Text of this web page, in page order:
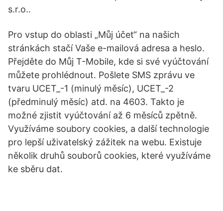
s.r.o..
Pro vstup do oblasti „Můj účet“ na našich
stránkách stačí Vaše e-mailová adresa a heslo.
Přejděte do Můj T-Mobile, kde si své vyúčtování
můžete prohlédnout. Pošlete SMS zprávu ve
tvaru UCET_-1 (minulý měsíc), UCET_-2
(předminulý měsíc) atd. na 4603. Takto je
možné zjistit vyúčtování až 6 měsíců zpětně.
Využíváme soubory cookies, a další technologie
pro lepší uživatelský zážitek na webu. Existuje
několik druhů souborů cookies, které využíváme
ke sběru dat.